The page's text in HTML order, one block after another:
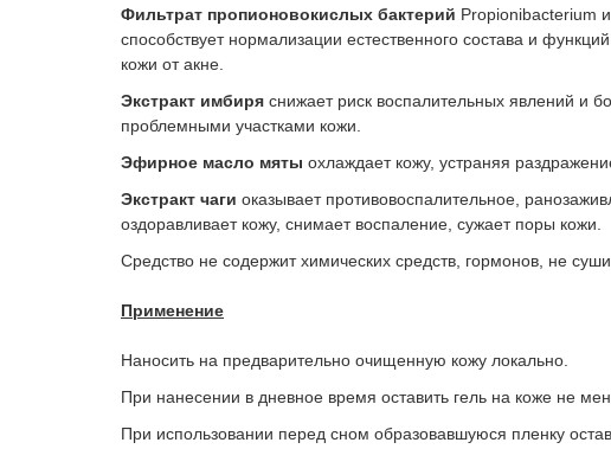
Фильтрат пропионовокислых бактерий Propionibacterium
способствует нормализации естественного состава и
кожи от акне.
Экстракт имбиря снижает риск воспалительных явлений и
проблемными участками кожи.
Эфирное масло мяты охлаждает кожу, устраняя
Экстракт чаги оказывает противовоспалительное,
оздоравливает кожу, снимает воспаление, сужает поры кожи.
Средство не содержит химических средств, гормонов, не
Применение
Наносить на предварительно очищенную кожу локально.
При нанесении в дневное время оставить гель на коже не
При использовании перед сном образовавшуюся пленку